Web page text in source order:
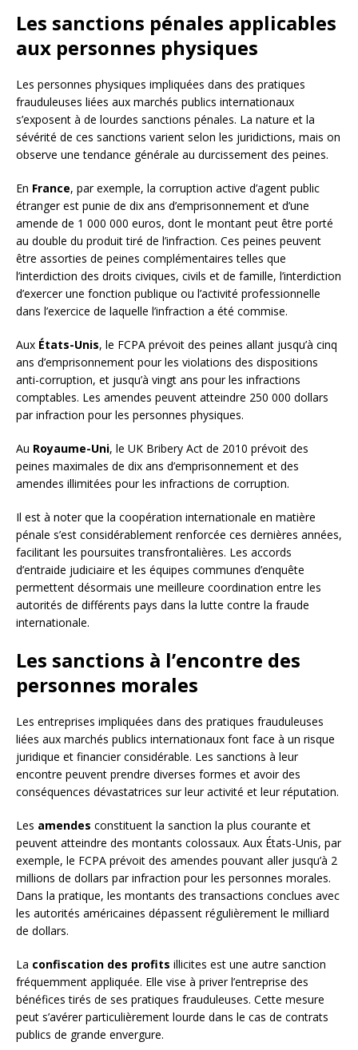
Les sanctions pénales applicables
aux personnes physiques
Les personnes physiques impliquées dans des pratiques
frauduleuses liées aux marchés publics internationaux
s’exposent à de lourdes sanctions pénales. La nature et la
sévérité de ces sanctions varient selon les juridictions, mais on
observe une tendance générale au durcissement des peines.
En France, par exemple, la corruption active d’agent public
étranger est punie de dix ans d’emprisonnement et d’une
amende de 1 000 000 euros, dont le montant peut être porté
au double du produit tiré de l’infraction. Ces peines peuvent
être assorties de peines complémentaires telles que
l’interdiction des droits civiques, civils et de famille, l’interdiction
d’exercer une fonction publique ou l’activité professionnelle
dans l’exercice de laquelle l’infraction a été commise.
Aux États-Unis, le FCPA prévoit des peines allant jusqu’à cinq
ans d’emprisonnement pour les violations des dispositions
anti-corruption, et jusqu’à vingt ans pour les infractions
comptables. Les amendes peuvent atteindre 250 000 dollars
par infraction pour les personnes physiques.
Au Royaume-Uni, le UK Bribery Act de 2010 prévoit des
peines maximales de dix ans d’emprisonnement et des
amendes illimitées pour les infractions de corruption.
Il est à noter que la coopération internationale en matière
pénale s’est considérablement renforcée ces dernières années,
facilitant les poursuites transfrontalières. Les accords
d’entraide judiciaire et les équipes communes d’enquête
permettent désormais une meilleure coordination entre les
autorités de différents pays dans la lutte contre la fraude
internationale.
Les sanctions à l’encontre des
personnes morales
Les entreprises impliquées dans des pratiques frauduleuses
liées aux marchés publics internationaux font face à un risque
juridique et financier considérable. Les sanctions à leur
encontre peuvent prendre diverses formes et avoir des
conséquences dévastatrices sur leur activité et leur réputation.
Les amendes constituent la sanction la plus courante et
peuvent atteindre des montants colossaux. Aux États-Unis, par
exemple, le FCPA prévoit des amendes pouvant aller jusqu’à 2
millions de dollars par infraction pour les personnes morales.
Dans la pratique, les montants des transactions conclues avec
les autorités américaines dépassent régulièrement le milliard
de dollars.
La confiscation des profits illicites est une autre sanction
fréquemment appliquée. Elle vise à priver l’entreprise des
bénéfices tirés de ses pratiques frauduleuses. Cette mesure
peut s’avérer particulièrement lourde dans le cas de contrats
publics de grande envergure.